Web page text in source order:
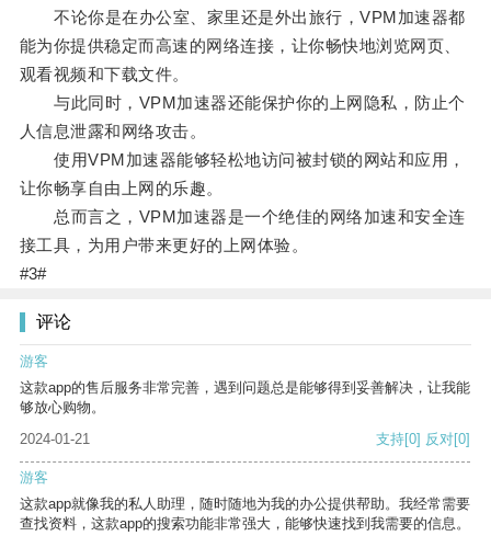
不论你是在办公室、家里还是外出旅行，VPM加速器都
能为你提供稳定而高速的网络连接，让你畅快地浏览网页、
观看视频和下载文件。
与此同时，VPM加速器还能保护你的上网隐私，防止个
人信息泄露和网络攻击。
使用VPM加速器能够轻松地访问被封锁的网站和应用，
让你畅享自由上网的乐趣。
总而言之，VPM加速器是一个绝佳的网络加速和安全连
接工具，为用户带来更好的上网体验。
#3#
评论
游客
这款app的售后服务非常完善，遇到问题总是能够得到妥善解决，让我能
够放心购物。
2024-01-21
支持[0] 反对[0]
游客
这款app就像我的私人助理，随时随地为我的办公提供帮助。我经常需要
查找资料，这款app的搜索功能非常强大，能够快速找到我需要的信息。